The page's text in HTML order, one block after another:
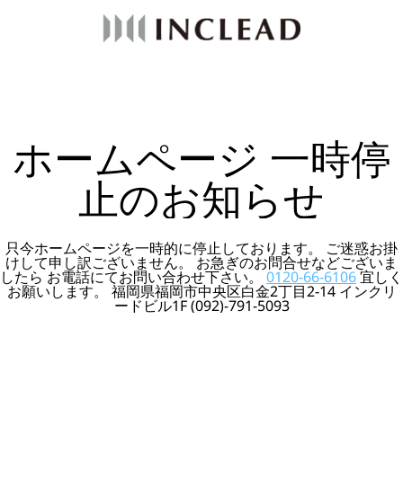
ホームページ 一時停
止のお知らせ
只今ホームページを一時的に停止しております。 ご迷惑お掛
けして申し訳ございません。 お急ぎのお問合せなどございま
したら お電話にてお問い合わせ下さい。0120-66-6106宜しく
お願いします。 福岡県福岡市中央区白金2丁目2-14 インクリ
ードビル1F (092)-791-5093